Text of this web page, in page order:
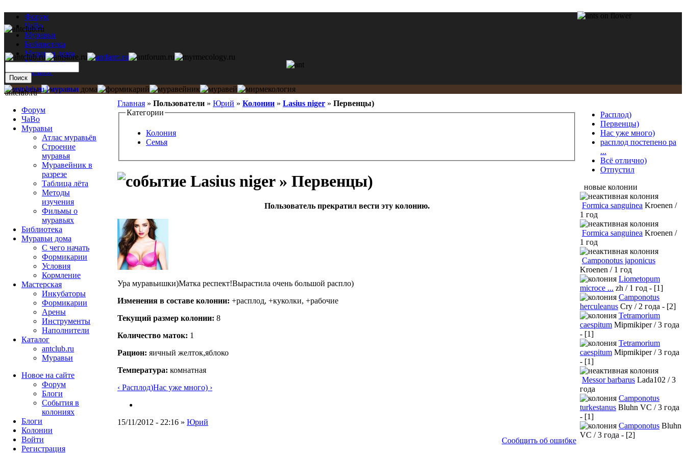
Форум
ЧаВо
Муравьи
Библиотека
Муравьи дома
Мастерская
Каталог
Главная » Пользователи » Юрий » Колонии » Lasius niger » Первенцы)
Категории
Колония
Семья
Lasius niger » Первенцы)
Пользователь прекратил вести эту колонию.
Ура муравьишки)Матка респект!Вырастила очень большой распло)
Изменения в составе кoлонии: +расплод, +куколки, +рабочие
Текущий размер кoлонии: 8
Количество маток: 1
Рацион: яичный желток,яблоко
Температура: комнатная
‹ Расплод)Нас уже много) ›
15/11/2012 - 22:16 » Юрий
Сообщить об ошибке
antclub.ru
Форум
ЧаВо
Муравьи
Атлас муравьёв
Строение
муравья
Муравейник в
разрезе
Таблица лёта
Методы
изучения
Фильмы о
муравьях
Библиотека
Муравьи дома
С чего начать
Формикарии
Условия
Кормление
Мастерская
Инкубаторы
Формикарии
Арены
Инструменты
Наполнители
Каталог
antclub.ru
Муравьи
Новое на сайте
Форум
Блоги
События в
колониях
Блоги
Колонии
Войти
Peгиcтpaция
Расплод)
Первенцы)
Нас уже много)
расплод постепено ра
...
Всё отлично)
Отпустил
новые колонии
Formica sanguinea Kroenen /
1 год
Formica sanguinea Kroenen /
1 год
Camponotus japonicus
Kroenen / 1 год
Liometopum
microce ... zh / 1 год - [1]
Camponotus
herculeanus Cry / 2 года - [2]
Tetramorium
caespitum Mipmikiper / 3 года
- [1]
Tetramorium
caespitum Mipmikiper / 3 года
- [1]
Messor barbarus Lada102 / 3
года
Camponotus
turkestanus Bluhn VC / 3 года
- [1]
Camponotus Bluhn
VC / 3 года - [2]